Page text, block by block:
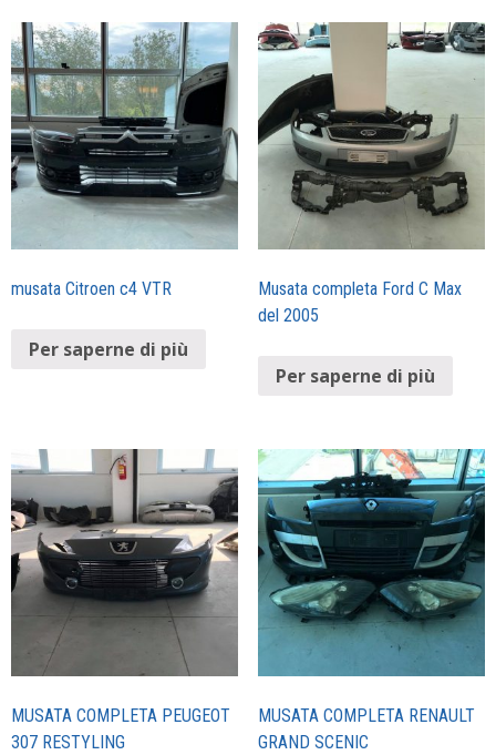
musata Citroen c4 VTR
Per saperne di più
Musata completa Ford C Max
del 2005
Per saperne di più
MUSATA COMPLETA PEUGEOT
307 RESTYLING
MUSATA COMPLETA RENAULT
GRAND SCENIC